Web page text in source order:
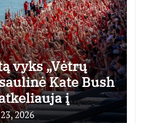
vyks „Vėtrų
Kate Bush
į
2026